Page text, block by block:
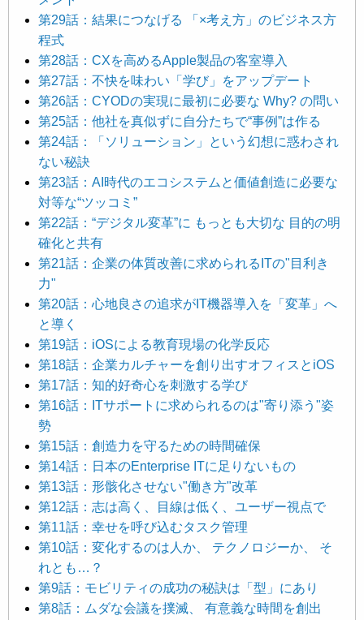
第29話：結果につなげる 「×考え方」のビジネス方
程式
第28話：CXを高めるApple製品の客室導入
第27話：不快を味わい「学び」をアップデート
第26話：CYODの実現に最初に必要な Why? の問い
第25話：他社を真似ずに自分たちで“事例”は作る
第24話：「ソリューション」という幻想に惑わされ
ない秘訣
第23話：AI時代のエコシステムと価値創造に必要な
対等な“ツッコミ”
第22話：“デジタル変革”に もっとも大切な 目的の明
確化と共有
第21話：企業の体質改善に求められるITの"目利き
力"
第20話：心地良さの追求がIT機器導入を「変革」へ
と導く
第19話：iOSによる教育現場の化学反応
第18話：企業カルチャーを創り出すオフィスとiOS
第17話：知的好奇心を刺激する学び
第16話：ITサポートに求められるのは"寄り添う"姿
勢
第15話：創造力を守るための時間確保
第14話：日本のEnterprise ITに足りないもの
第13話：形骸化させない"働き方"改革
第12話：志は高く、目線は低く、ユーザー視点で
第11話：幸せを呼び込むタスク管理
第10話：変化するのは人か、 テクノロジーか、 そ
れとも…？
第9話：モビリティの成功の秘訣は「型」にあり
第8話：ムダな会議を撲滅、 有意義な時間を創出